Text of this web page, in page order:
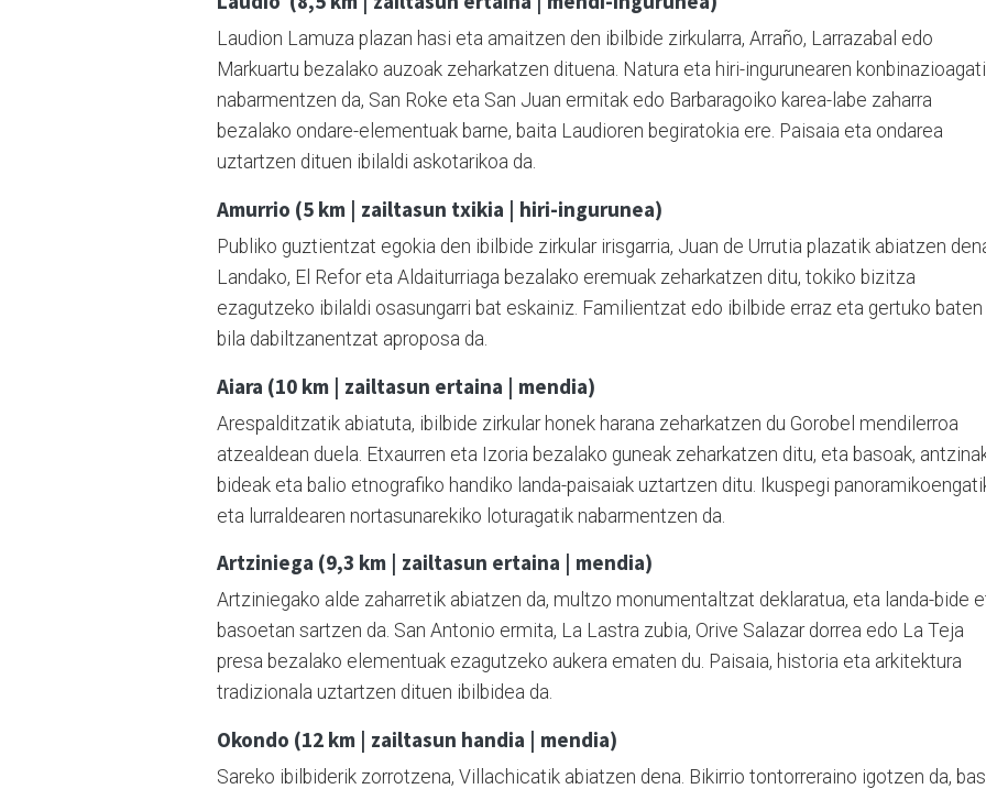
Laudion Lamuza plazan hasi eta amaitzen den ibilbide zirkularra, Arraño, Larrazabal edo
Markuartu bezalako auzoak zeharkatzen dituena. Natura eta hiri-ingurunearen
nabarmentzen da, San Roke eta San Juan ermitak edo Barbaragoiko karea-labe zaharra
bezalako ondare-elementuak barne, baita Laudioren begiratokia ere. Paisaia eta ondarea
uztartzen dituen ibilaldi askotarikoa da.
Amurrio (5 km | zailtasun txikia | hiri-ingurunea)
Publiko guztientzat egokia den ibilbide zirkular irisgarria, Juan de Urrutia plazatik abiatzen
Landako, El Refor eta Aldaiturriaga bezalako eremuak zeharkatzen ditu, tokiko bizitza
ezagutzeko ibilaldi osasungarri bat eskainiz. Familientzat edo ibilbide erraz eta gertuko baten
bila dabiltzanentzat aproposa da.
Aiara (10 km | zailtasun ertaina | mendia)
Arespalditzatik abiatuta, ibilbide zirkular honek harana zeharkatzen du Gorobel mendilerroa
atzealdean duela. Etxaurren eta Izoria bezalako guneak zeharkatzen ditu, eta basoak,
bideak eta balio etnografiko handiko landa-paisaiak uztartzen ditu. Ikuspegi
eta lurraldearen nortasunarekiko loturagatik nabarmentzen da.
Artziniega (9,3 km | zailtasun ertaina | mendia)
Artziniegako alde zaharretik abiatzen da, multzo monumentaltzat deklaratua, eta landa-bide
basoetan sartzen da. San Antonio ermita, La Lastra zubia, Orive Salazar dorrea edo La Teja
presa bezalako elementuak ezagutzeko aukera ematen du. Paisaia, historia eta arkitektura
tradizionala uztartzen dituen ibilbidea da.
Okondo (12 km | zailtasun handia | mendia)
Sareko ibilbiderik zorrotzena, Villachicatik abiatzen dena. Bikirrio tontorreraino igotzen da,